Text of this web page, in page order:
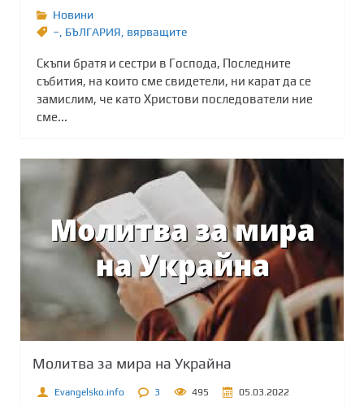
Новини
– БЪЛГАРИЯ вярващите
Скъпи братя и сестри в Господа, Последните
събития, на които сме свидетели, ни карат да се
замислим, че като Христови последователи ние
сме...
Молитва за мира на Украйна
Evangelsko.info 3 495 05.03.2022